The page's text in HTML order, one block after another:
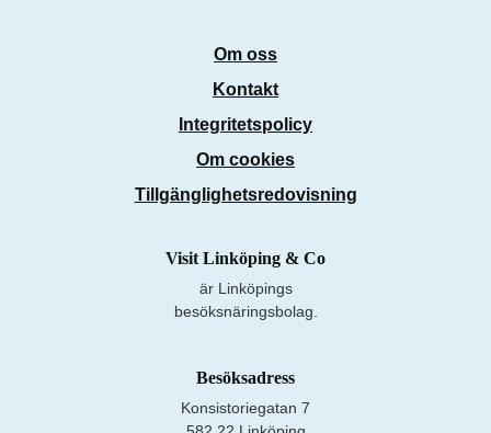
Om oss
Kontakt
Integritetspolicy
Om cookies
Tillgänglighetsredovisning
Visit Linköping & Co
är Linköpings
besöksnäringsbolag.
Besöksadress
Konsistoriegatan 7